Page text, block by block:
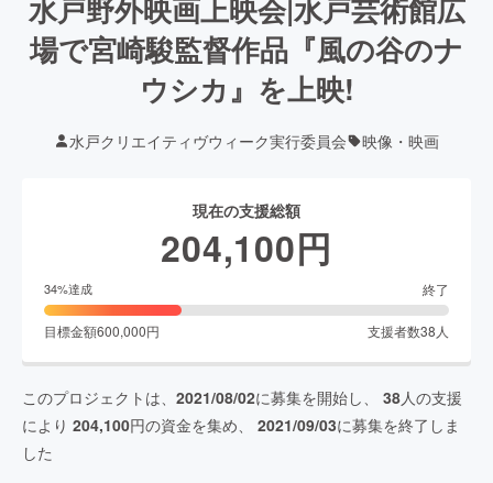
水戸野外映画上映会|水戸芸術館広
場で宮崎駿監督作品『風の谷のナ
ウシカ』を上映!
水戸クリエイティヴウィーク実行委員会 映像・映画
現在の支援総額
204,100円
34%達成 終了
目標金額600,000円 支援者数38 人
このプロジェクトは、 2021/08/02に募集を開始し、 38人の支援
により 204,100円の資金を集め、 2021/09/03に募集を終了しま
した